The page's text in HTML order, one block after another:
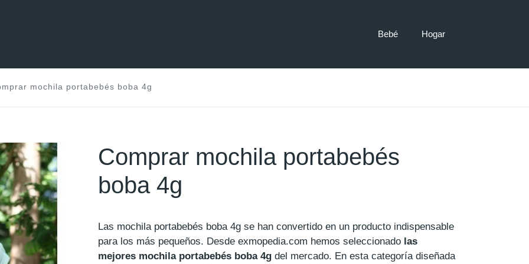
Bebé Hogar
mochila portabebés boba 4g
Comprar mochila portabebés
boba 4g
Las mochila portabebés boba 4g se han convertido en un producto indispensable
para los más pequeños. Desde exmopedia.com hemos seleccionado las
mejores mochila portabebés boba 4g del mercado. En esta categoría diseñada